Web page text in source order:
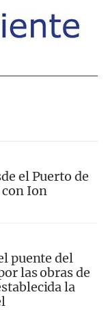
el Puerto de
con Ion
puente del
las obras de
la